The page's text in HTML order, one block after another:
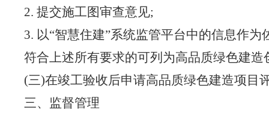
2. 提交施工图审查意见;
3. 以“智慧住建”系统监管平台中的信息作
符合上述所有要求的可列为高品质绿色建造
(三)在竣工验收后申请高品质绿色建造项目
三、监督管理